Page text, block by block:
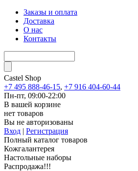
Заказы и оплата
Доставка
О нас
Контакты
Castel Shop
+7 495 888-46-15, +7 916 404-60-44
Пн-пт, 09:00-22:00
В вашей корзине
нет товаров
Вы не авторизованы
Вход | Регистрация
Полный каталог товаров
Кожгалантерея
Настольные наборы
Распродажа!!!